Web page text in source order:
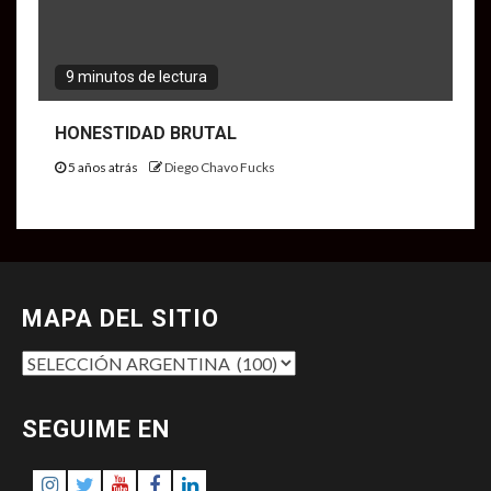
9 minutos de lectura
HONESTIDAD BRUTAL
5 años atrás Diego Chavo Fucks
MAPA DEL SITIO
MAPA
SITIO
SEGUIME EN
Instagram
Twitter
Youtube
Facebook
LinkedIn